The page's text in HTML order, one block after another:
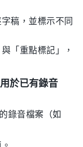
稿，並標示不同
「重點標記」，
於已有錄音
錄音檔案（如